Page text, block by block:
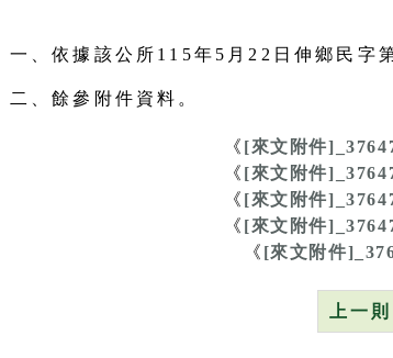
一、依據該公所115年5月22日伸鄉民字
二、餘參附件資料。
《 [來文附件
《 [來文附件
《 [來文附件
《 [來文附件
《 [來文附件
上一則